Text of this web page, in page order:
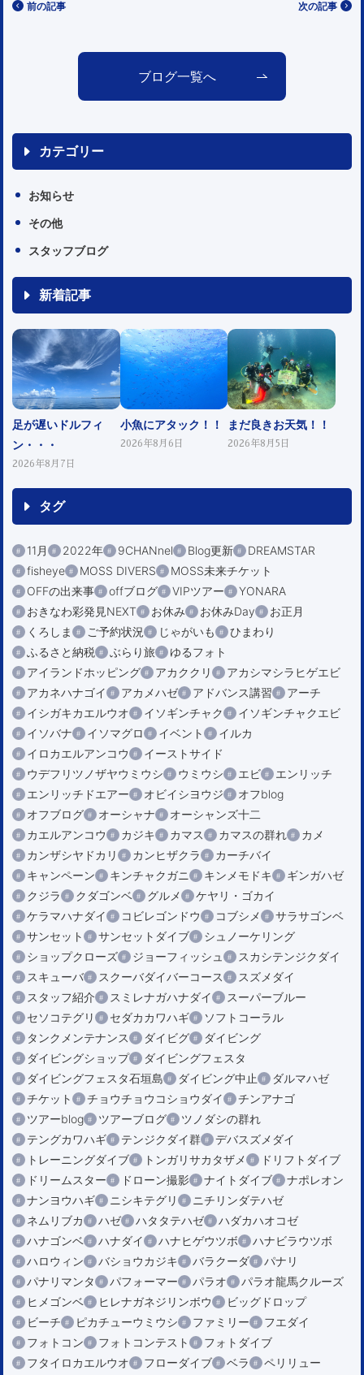
前の記事 次の記事
ブログ一覧へ
カテゴリー
お知らせ
その他
スタッフブログ
新着記事
足が遅いドルフィ
ン・・・
2026年8月7日
小魚にアタック！！
2026年8月6日
まだ良きお天気！！
2026年8月5日
タグ
11月 2022年 9CHANnel Blog更新
DREAMSTAR
fisheye
MOSS DIVERS
MOSS未来チケット
OFFの出来事
offブログ VIPツアー
YONARA
おきなわ彩発見NEXT
お休み お休みDay
お正月
くろしま
ご予約状況 じゃがいも
ひまわり
ふるさと納税
ぶらり旅
ゆるフォト
アイランドホッピング
アカククリ
アカシマシラヒゲエビ
アカネハナゴイ
アカメハゼ アドバンス講習
アーチ
イシガキカエルウオ
イソギンチャク
イソギンチャクエビ
イソバナ
イソマグロ イベント
イルカ
イロカエルアンコウ
イーストサイド
ウデフリツノザヤウミウシ
ウミウシ エビ
エンリッチ
エンリッチドエアー
オビイシヨウジ
オフblog
オフブログ
オーシャナ
オーシャンズ十二
カエルアンコウ
カジキ カマス カマスの群れ
カメ
カンザシヤドカリ
カンヒザクラ
カーチバイ
キャンペーン
キンチャクガニ キンメモドキ
ギンガハゼ
クジラ
クダゴンベ グルメ
ケヤリ・ゴカイ
ケラマハナダイ
コビレゴンドウ コブシメ
サラサゴンベ
サンセット
サンセットダイブ
シュノーケリング
ショップクローズ
ジョーフィッシュ
スカシテンジクダイ
スキューバ
スクーバダイバーコース
スズメダイ
スタッフ紹介
スミレナガハナダイ
スーパーブルー
セソコテグリ
セダカカワハギ
ソフトコーラル
タンクメンテナンス
ダイビグ
ダイビング
ダイビングショップ
ダイビングフェスタ
ダイビングフェスタ石垣島
ダイビング中止
ダルマハゼ
チケット
チョウチョウコショウダイ
チンアナゴ
ツアーblog
ツアーブログ
ツノダシの群れ
テングカワハギ
テンジクダイ群
デバスズメダイ
トレーニングダイブ
トンガリサカタザメ
ドリフトダイブ
ドリームスター
ドローン撮影 ナイトダイブ
ナポレオン
ナンヨウハギ
ニシキテグリ
ニチリンダテハゼ
ネムリブカ
ハゼ ハタタテハゼ
ハダカハオコゼ
ハナゴンベ
ハナダイ ハナヒゲウツボ
ハナビラウツボ
ハロウィン
バショウカジキ バラクーダ
パナリ
パナリマンタ
パフォーマー パラオ
パラオ龍馬クルーズ
ヒメゴンベ
ヒレナガネジリンボウ
ビッグドロップ
ビーチ
ピカチューウミウシ ファミリー
フエダイ
フォトコン
フォトコンテスト
フォトダイブ
フタイロカエルウオ
フローダイブ ベラ
ペリリュー